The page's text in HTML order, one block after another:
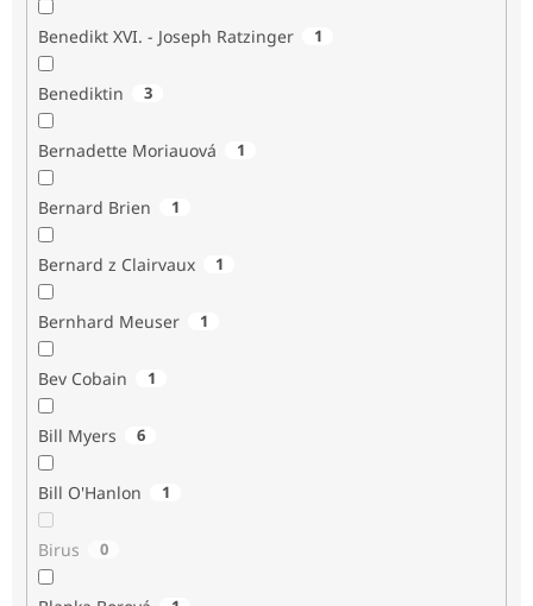
Benedikt XVI. - Joseph Ratzinger 1
Benediktin 3
Bernadette Moriauová 1
Bernard Brien 1
Bernard z Clairvaux 1
Bernhard Meuser 1
Bev Cobain 1
Bill Myers 6
Bill O'Hanlon 1
Birus 0